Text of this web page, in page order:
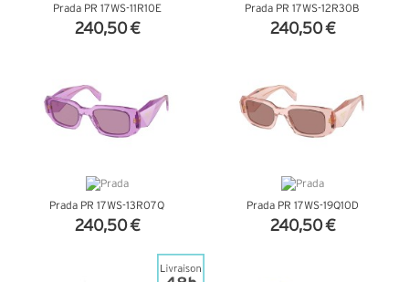
Prada PR 17WS-11R10E
240,50 €
Prada PR 17WS-12R30B
240,50 €
Prada PR 17WS-13R07Q
240,50 €
Prada PR 17WS-19Q10D
240,50 €